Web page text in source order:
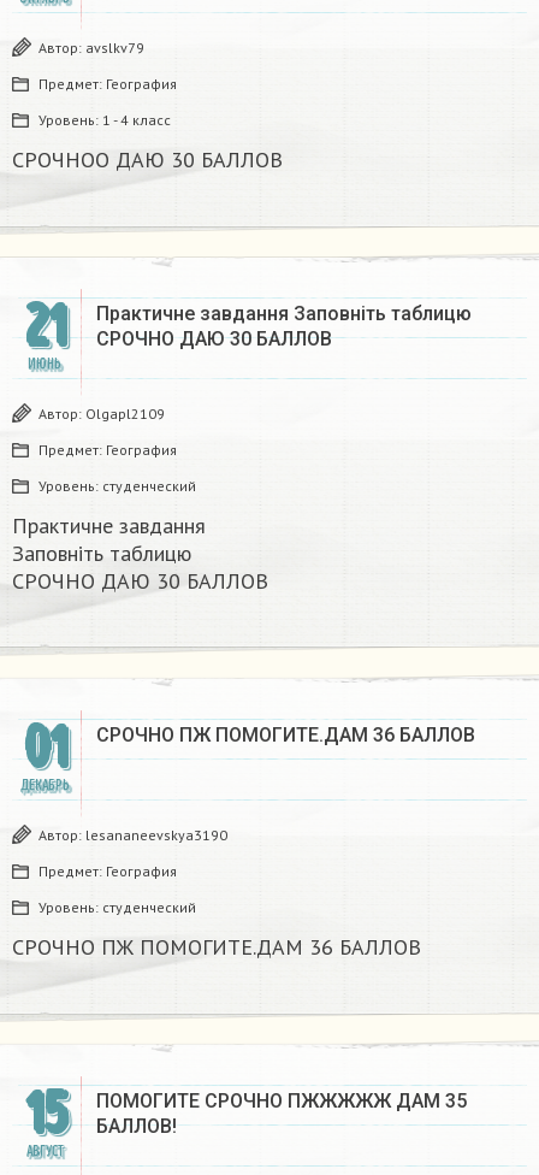
Автор: avslkv79
Предмет: География
Уровень: 1 - 4 класс
СРОЧНОО ДАЮ 30 БАЛЛОВ
21
ИЮНЬ
Практичне завдання Заповніть таблицю
СРОЧНО ДАЮ 30 БАЛЛОВ ​
Автор: Olgapl2109
Предмет: География
Уровень: студенческий
Практичне завдання
Заповніть таблицю
СРОЧНО ДАЮ 30 БАЛЛОВ ​
01
ДЕКАБРЬ
СРОЧНО ПЖ ПОМОГИТЕ.ДАМ 36 БАЛЛОВ
Автор: lesananeevskya3190
Предмет: География
Уровень: студенческий
СРОЧНО ПЖ ПОМОГИТЕ.ДАМ 36 БАЛЛОВ
15
АВГУСТ
ПОМОГИТЕ СРОЧНО ПЖЖЖЖЖ ДАМ 35
БАЛЛОВ!​